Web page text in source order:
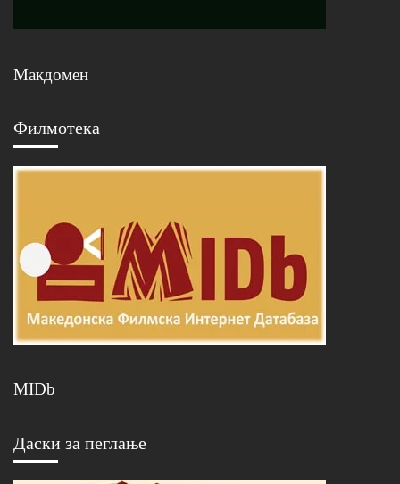
Макдомен
Филмотека
MIDb
Даски за пеглање